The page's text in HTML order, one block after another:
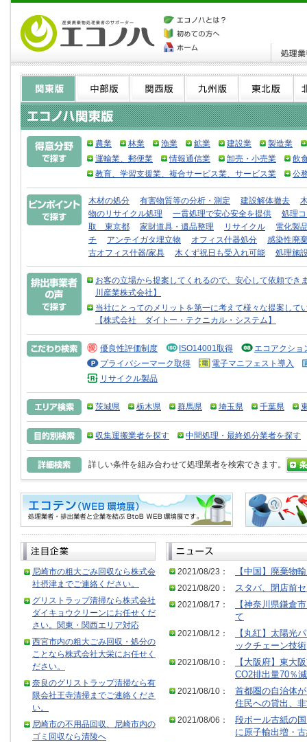
農業 林業 漁業 鉱業 建設業
製造業
運輸業、郵便業
情報通信業 卸売・小売業
飲
教育、学習支援業、複合サービス業、サービス業
公
木材の処分 有害物質等の分析・測定 建設解体撤去
物のリサイクル処理
一貫処理で安心安全を提供
処理
取 東京都
家財道具・遺品整理 リサイクル
電化製
チ
アンテイガタ埋立物 オフィス什器処分
感染性廃
古オフィス什器/家具
木くず祝日も受入れ可能 処理施
お客の立場から提案してくれるので、安心して依頼で
川産業株式会社】
当社にとってのメリットを第一に考えて様々な提案し
【株式会社 ダイトー・テクニカル・システム】
優良性評価制度 ISO14001取得
エコアクショ
プライバシーマーク取得
電子マニフェスト導入
リサイクル製品
茨城県 栃木県 群馬県 埼玉県 千葉県
収集運搬業者を探す 中間処理・最終処分業者を探す
詳しい条件を組み合わせて処理業者を検索できます。
尼崎市の粗大ごみ回収なら株式会
社摂津までご連絡ください。
グリストラップ清掃なら株式会社
ダイキョウクリーンにお任せくだ
さい。関東・関西エリア対応
西宮市内の粗大ごみ回収・処分の
ことなら株式会社大栄にお任せく
ださい。
奈良のグリストラップ清掃なら有
限会社王寺清掃までご連絡くださ
い。
尼崎市の不用品回収、尼崎市内の
ゴミ回収なら清陵へ
2021/08/23：
【中国】廃棄物
2021/08/20：
スタバ、閉店前
2021/08/17：
【神奈川県鎌倉
て
2021/08/12：
【丸紅】太陽光
ックチェーン技術
2021/08/10：
【大阪府】東大
CO2排出量70％減
2021/08/10：
首都圏の自治体
住民への貸出、
2021/08/06：
段ボール古紙の
に原子輸出増・